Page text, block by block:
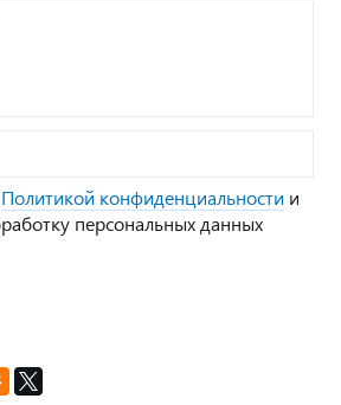
Политикой конфиденциальности и
персональных данных